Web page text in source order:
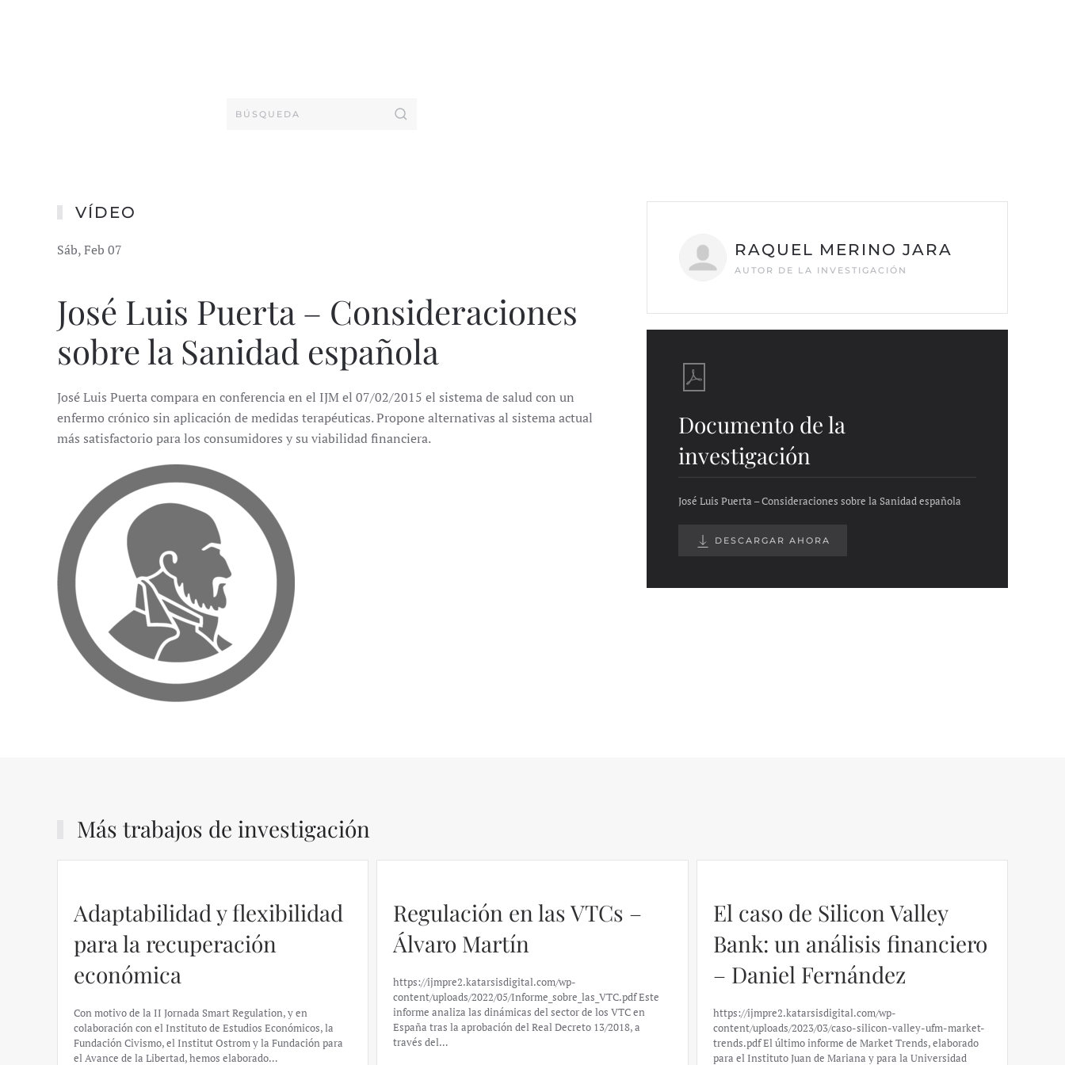
VÍDEO
Sáb, Feb 07
José Luis Puerta – Consideraciones
sobre la Sanidad española
José Luis Puerta compara en conferencia en el IJM el 07/02/2015 el sistema de salud con un
enfermo crónico sin aplicación de medidas terapéuticas. Propone alternativas al sistema actual
más satisfactorio para los consumidores y su viabilidad financiera.
RAQUEL MERINO JARA
AUTOR DE LA INVESTIGACIÓN
Documento de la
investigación
José Luis Puerta – Consideraciones sobre la Sanidad española
DESCARGAR AHORA
Más trabajos de investigación
Adaptabilidad y flexibilidad
para la recuperación
económica
Con motivo de la II Jornada Smart Regulation, y en
colaboración con el Instituto de Estudios Económicos, la
Fundación Civismo, el Institut Ostrom y la Fundación para
el Avance de la Libertad, hemos elaborado…
Regulación en las VTCs –
Álvaro Martín
https://ijmpre2.katarsisdigital.com/wp-
content/uploads/2022/05/Informe_sobre_las_VTC.pdf Este
informe analiza las dinámicas del sector de los VTC en
España tras la aprobación del Real Decreto 13/2018, a
través del…
El caso de Silicon Valley
Bank: un análisis financiero
– Daniel Fernández
https://ijmpre2.katarsisdigital.com/wp-
content/uploads/2023/03/caso-silicon-valley-ufm-market-
trends.pdf El último informe de Market Trends, elaborado
para el Instituto Juan de Mariana y para la Universidad